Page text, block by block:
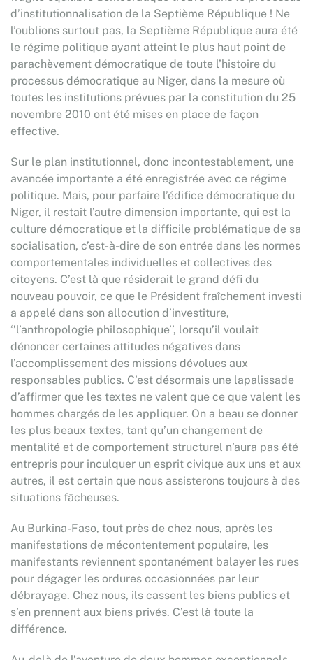
d’institutionnalisation de la Septième République ! Ne
l’oublions surtout pas, la Septième République aura été
le régime politique ayant atteint le plus haut point de
parachèvement démocratique de toute l’histoire du
processus démocratique au Niger, dans la mesure où
toutes les institutions prévues par la constitution du 25
novembre 2010 ont été mises en place de façon
effective.
Sur le plan institutionnel, donc incontestablement, une
avancée importante a été enregistrée avec ce régime
politique. Mais, pour parfaire l’édifice démocratique du
Niger, il restait l’autre dimension importante, qui est la
culture démocratique et la difficile problématique de sa
socialisation, c’est-à-dire de son entrée dans les normes
comportementales individuelles et collectives des
citoyens. C’est là que résiderait le grand défi du
nouveau pouvoir, ce que le Président fraîchement investi
a appelé dans son allocution d’investiture,
‘’l’anthropologie philosophique’’, lorsqu’il voulait
dénoncer certaines attitudes négatives dans
l’accomplissement des missions dévolues aux
responsables publics. C’est désormais une lapalissade
d’affirmer que les textes ne valent que ce que valent les
hommes chargés de les appliquer. On a beau se donner
les plus beaux textes, tant qu’un changement de
mentalité et de comportement structurel n’aura pas été
entrepris pour inculquer un esprit civique aux uns et aux
autres, il est certain que nous assisterons toujours à des
situations fâcheuses.
Au Burkina-Faso, tout près de chez nous, après les
manifestations de mécontentement populaire, les
manifestants reviennent spontanément balayer les rues
pour dégager les ordures occasionnées par leur
débrayage. Chez nous, ils cassent les biens publics et
s’en prennent aux biens privés. C’est là toute la
différence.